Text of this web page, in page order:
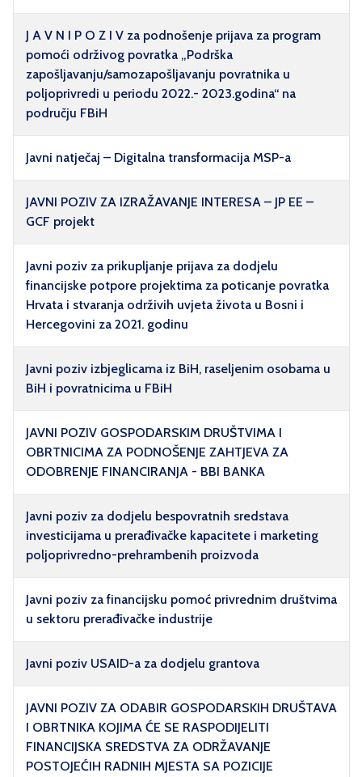
J A V N I P O Z I V za podnošenje prijava za program
pomoći održivog povratka „Podrška
zapošljavanju/samozapošljavanju povratnika u
poljoprivredi u periodu 2022.- 2023.godina“ na
području FBiH
Javni natječaj – Digitalna transformacija MSP-a
JAVNI POZIV ZA IZRAŽAVANJE INTERESA – JP EE –
GCF projekt
Javni poziv za prikupljanje prijava za dodjelu
financijske potpore projektima za poticanje povratka
Hrvata i stvaranja održivih uvjeta života u Bosni i
Hercegovini za 2021. godinu
Javni poziv izbjeglicama iz BiH, raseljenim osobama u
BiH i povratnicima u FBiH
JAVNI POZIV GOSPODARSKIM DRUŠTVIMA I
OBRTNICIMA ZA PODNOŠENJE ZAHTJEVA ZA
ODOBRENJE FINANCIRANJA - BBI BANKA
Javni poziv za dodjelu bespovratnih sredstava
investicijama u prerađivačke kapacitete i marketing
poljoprivredno-prehrambenih proizvoda
Javni poziv za financijsku pomoć privrednim društvima
u sektoru prerađivačke industrije
Javni poziv USAID-a za dodjelu grantova
JAVNI POZIV ZA ODABIR GOSPODARSKIH DRUŠTAVA
I OBRTNIKA KOJIMA ĆE SE RASPODIJELITI
FINANCIJSKA SREDSTVA ZA ODRŽAVANJE
POSTOJEĆIH RADNIH MJESTA SA POZICIJE